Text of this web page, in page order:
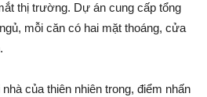
thị trường. Dự án cung cấp tổng
mỗi căn có hai mặt thoáng, cửa
của thiên nhiên trong, điểm nhấn